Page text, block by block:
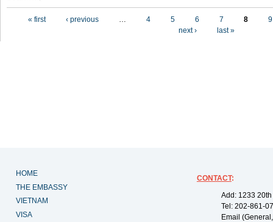
« first ‹ previous … 4 5 6 7 8
9
next ›
last »
HOME
THE EMBASSY
VIETNAM
VISA
CONTACT:
Add: 1233
Tel: 202-861-
Email